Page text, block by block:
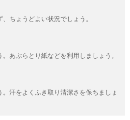
ちょうどよい状況でしょう。
あぶらとり紙などを利用しましょう。
汗をよくふき取り清潔さを保ちましょ